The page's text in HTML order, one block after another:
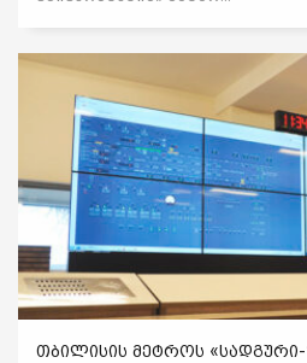
ᲗᲑᲘᲚᲘᲡᲘᲡ ᲛᲔᲢᲠᲝᲡ